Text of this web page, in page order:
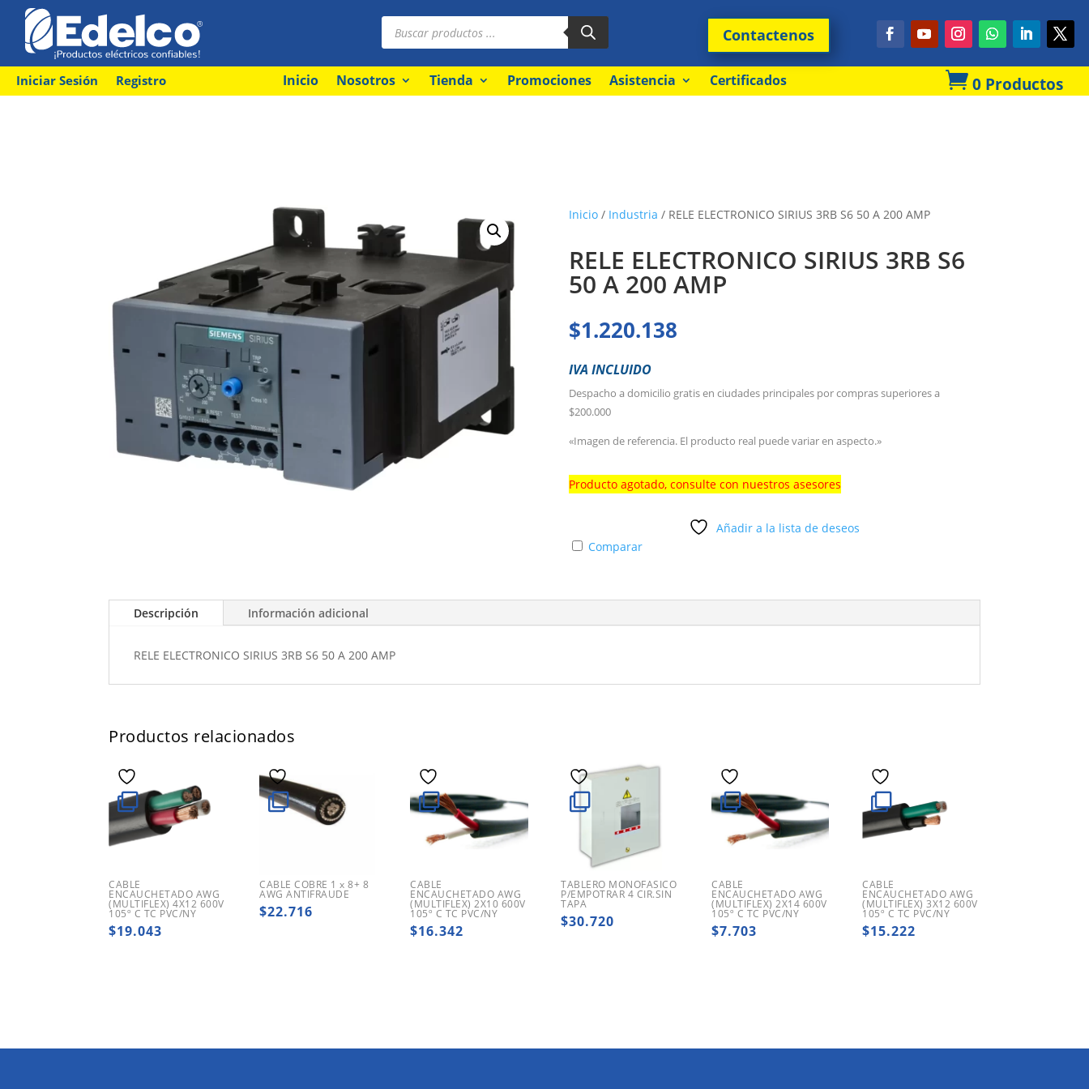
Búsqueda
productos Contactenos
Iniciar Sesión Registro Inicio Nosotros Tienda Promociones Asistencia Certificados  0 Productos
Inicio/ Industria / RELE ELECTRONICO SIRIUS 3RB S6 50 A 200 AMP
RELE ELECTRONICO SIRIUS 3RB S6
50 A 200 AMP
$1.220.138
IVA INCLUIDO
Despacho a domicilio gratis en ciudades principales por compras superiores a
$200.000
«Imagen de referencia. El producto real puede variar en aspecto.»
Producto agotado, consulte con nuestros asesores
Añadir a la lista de deseos
Comparar
Descripción Información adicional
RELE ELECTRONICO SIRIUS 3RB S6 50 A 200 AMP
Productos relacionados
CABLE
ENCAUCHETADO AWG
(MULTIFLEX) 4X12 600V
105º C TC PVC/NY
$19.043
CABLE COBRE 1 x 8+ 8
AWG ANTIFRAUDE
$22.716
CABLE
ENCAUCHETADO AWG
(MULTIFLEX) 2X10 600V
105º C TC PVC/NY
$16.342
TABLERO MONOFASICO
P/EMPOTRAR 4 CIR.SIN
TAPA
$30.720
CABLE
ENCAUCHETADO AWG
(MULTIFLEX) 2X14 600V
105º C TC PVC/NY
$7.703
CABLE
ENCAUCHETADO AWG
(MULTIFLEX) 3X12 600V
105º C TC PVC/NY
$15.222